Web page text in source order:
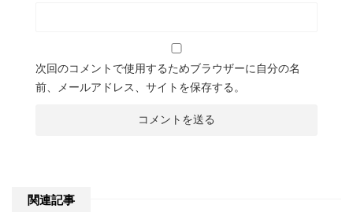
次回のコメントで使用するためブラウザーに自分の名
前、メールアドレス、サイトを保存する。
関連記事